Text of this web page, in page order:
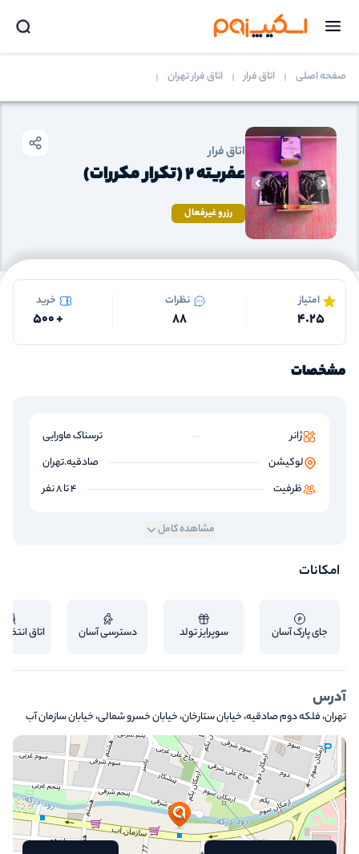
صفحه اصلی اتاق فرار اتاق فرار تهران
اتاق فرار
عفریته 2 (تکرار مکررات)
رزرو غیرفعال
امتیاز
4.25
نظرات
88
خرید
+
500
مشخصات
ژانر
ترسناک ماورایی
لوکیشن
صادقیه.تهران
ظرفیت
4 تا 8 نفر
مشاهده کامل
امکانات
جای پارک آسان سوپرایز تولد دسترسی آسان اتاق
آدرس
تهران، فلکه دوم صادقیه، خیابان ستارخان، خیابان خسرو شمالی، خیابان سازمان آب